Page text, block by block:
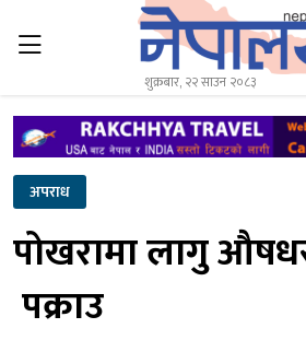
शुक्रबार, २२ साउन २०८३
अपराध
पोखरामा लागु
पक्राउ